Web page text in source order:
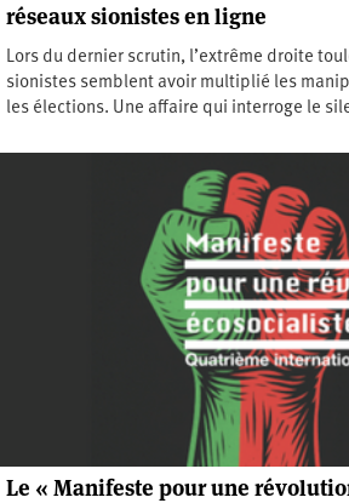
réseaux sionistes en ligne
Lors du dernier scrutin, l’extrême droite
sionistes semblent avoir multiplié les
les élections. Une affaire qui interroge le
Le « Manifeste pour une